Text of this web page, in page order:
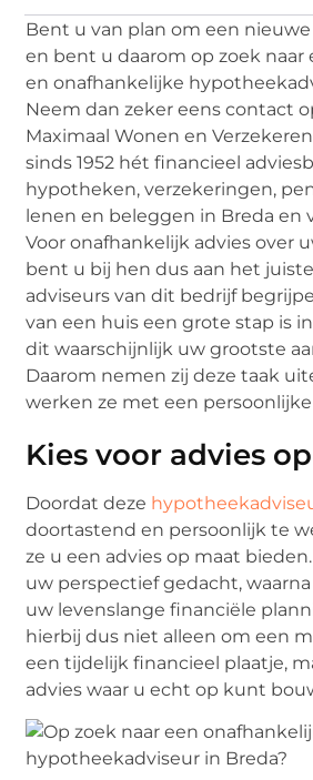
Bent u van plan om een
en bent u daarom op zoek
en onafhankelijke
Neem dan zeker eens contact
Maximaal Wonen en
sinds 1952 hét financieel
hypotheken, verzekeringen,
lenen en beleggen in Breda en
Voor onafhankelijk advies over
bent u bij hen dus aan het
adviseurs van dit bedrijf
van een huis een grote stap is
dit waarschijnlijk uw grootste
Daarom nemen zij deze taak
werken ze met een
Kies voor advies
Doordat deze
doortastend en persoonlijk te
ze u een advies op maat
uw perspectief gedacht,
uw levenslange financiële
hierbij dus niet alleen om een
een tijdelijk financieel plaatje,
advies waar u echt op kunt